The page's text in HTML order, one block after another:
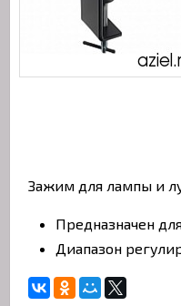
Зажим для лампы и
Предназначен
Диапазон